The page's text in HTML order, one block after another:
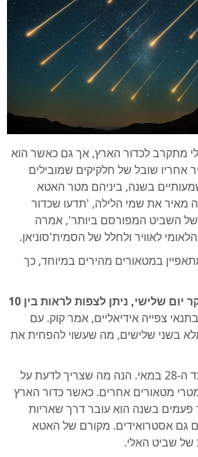
האלי מתקרב לכדור הארץ, אך גם כאשר הוא
אחריו שובל של חלקיקים שמובילים
בשנה, ביניהם מטר האטא
מאיר את שמי הלילה, 'תדעו שכדור
השביט המפורסם ביותר', אמרה
לאוויר ולחלל של הסמית'סוניאן.
במטאורים מהירים במיוחד, כך
בבוקר יום שלישי, ניתן לצפות לראות בין 10
בתנאי צפייה אידיאליים, אמר קוק. עם
בשני שלישים, מה שעשוי להפחית את
הצפייה במטר נמשכת עד ה-28 במאי. הנה מה שצריך לדעת על
מטאורים אחרים. כאשר כדור הארץ
בשנה הוא עובר דרך שאריות
גם אסטרואידים. מקורם של האטא
של שביט האלי.